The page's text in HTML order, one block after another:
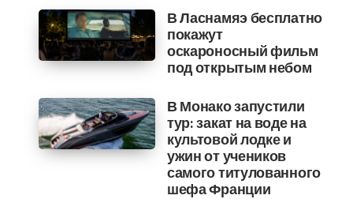
В Ласнамяэ бесплатно
покажут
оскароносный фильм
под открытым небом
В Монако запустили
тур: закат на воде на
культовой лодке и
ужин от учеников
самого титулованного
шефа Франции